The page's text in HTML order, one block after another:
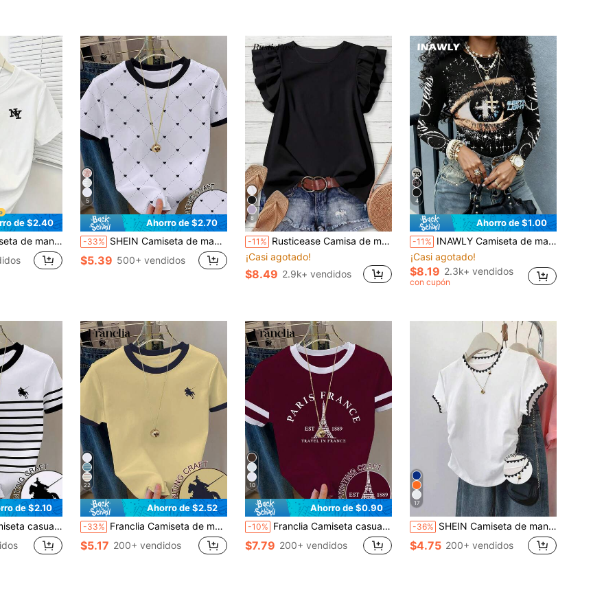
de $2.40
Camiseta de manga corta casual gris claro, diseño elegante y cómodo, camiseta casual para exteriores
5
Ahorro de $2.70
-33% SHEIN Camiseta de manga corta con cuello redondo y estampado de corazón, de uso casual y versátil para uso diario de las mujeres
$5.39 500+ vendidos
8
-11% Rusticease Camisa de mujer de estilo minimalista casual con cuello redondo, doble capa y mangas con volantes, versátil para principios de otoño
¡Casi agotado!
$8.49 2.9k+ vendidos
4
Ahorro de $1.00
-11% INAWLY Camiseta de manga larga ajustada con cuello redondo y estampado de eslogan y ojo para mujer
¡Casi agotado!
$8.19 2.3k+ vendidos
con cupón
de $2.10
corta con estampado de bloques de color y rayas
22
Ahorro de $2.52
-33% Franclia Camiseta de manga corta de mujer con cuello redondo, ribete de contraste y estampado de caballero, de uso versátil y casual para uso diario
$5.17 200+ vendidos
10
Ahorro de $0.90
-10% Franclia Camiseta casual de mujer de manga corta con cuello redondo, estampado de letras y bloques de color
$7.79 200+ vendidos
17
-36% SHEIN Camiseta de manga corta casual de mujer con lazo y decoración de bordado de dientes de perro, ajuste slim, adecuada para uso al aire libre, calle y citas
$4.75 200+ vendidos